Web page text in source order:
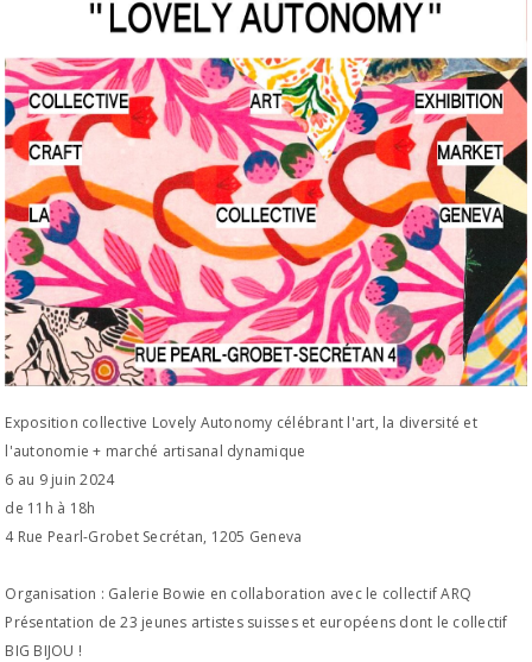
Exposition collective Lovely Autonomy célébrant l'art, la diversité et
l'autonomie + marché artisanal dynamique
6 au 9 juin 2024
de 11h à 18h
4 Rue Pearl-Grobet Secrétan, 1205 Geneva
Organisation : Galerie Bowie en collaboration avec le collectif ARQ
Présentation de 23 jeunes artistes suisses et européens dont le collectif
BIG BIJOU !